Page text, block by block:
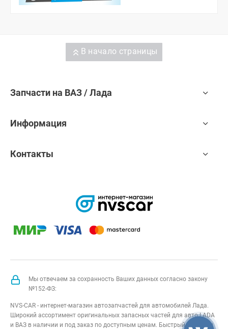
В начало страницы
Запчасти на ВАЗ / Лада
Информация
Контакты
Мы отвечаем за сохранность Ваших данных согласно закону
№152-ФЗ:
NVS-CAR - интернет-магазин автозапчастей для автомобилей Лада.
Широкий ассортимент оригинальных запасных частей для авто LADA
и ВАЗ в наличии и под заказ по доступным ценам. Быстрый подбор и